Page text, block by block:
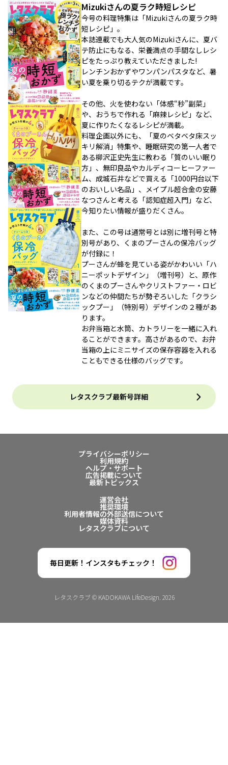
Mizukiさんの夏ラク時短レシピ
今号の料理特集は「Mizukiさんの夏ラク時
短レシピ」。
本誌連載でも大人気のMizukiさんに、夏バ
テ防止にもなる、栄養満点の手間なしレシ
ピをたっぷり教えていただきました!
レンチンおかずやワンパンパスタなど、暑
い夏を乗り切るテクが満載です。
その他、火を使わない「体感“秒”副菜」
や、おうちで作れる「麻辣レシピ」など、
夏に作りたくなるレシピが満載。
料理企画以外にも、「夏のベタベタ床スッ
キリ解消」特集や、睡眠研究の第一人者で
ある柳沢正史先生に教わる「質のいい眠り
方」、無印良品やカルディコーヒーファー
ム、成城石井などで買える「1000円台以下
のおいしい名品」、メイプル超合金の安藤
なつさんと考える「認知症超入門」など、
今知りたい情報が盛りだくさん。
また、この号は通常号とは別に増刊号と特
別号があり、くまのプーさんの保冷バッグ
が付録に！
プーさんが蜂を見ている姿がかわいい「ハ
ニーポットデザイン」（増刊号）と、原作
のくまのプーさんやクリストファー・ロビ
ンなどの仲間たちが勢ぞろいした「クラシ
ックプー」（特別号）デザインの２種があ
ります。
お弁当箱と水筒、カトラリーを一緒に入れ
ることができます。高さがあるので、お弁
当箱の上にミニサイズの保存容器を入れる
こともできる仕様のバッグです。
レタスクラブ最新号詳細
プライバシーポリシー
利用規約
ヘルプ・サポート
広告掲載について
最新トピックス
運営会社
推奨環境
利用者情報の外部送信について
媒体資料
レタスクラブについて
毎日更新！インスタもチェック！
レタスクラブ © KADOKAWA LifeDesign. 2026